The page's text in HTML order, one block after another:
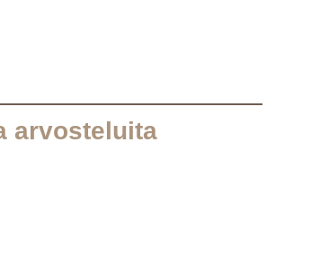
arvosteluita